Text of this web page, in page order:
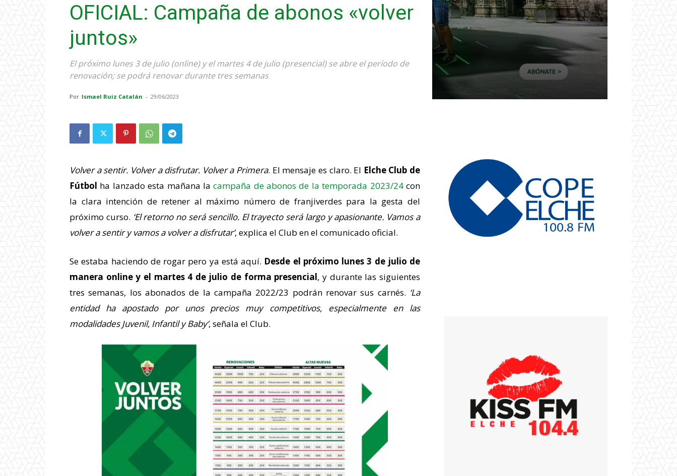
OFICIAL: Campaña de abonos «volver
juntos»
El próximo lunes 3 de julio (online) y el martes 4 de julio (presencial) se abre el período de
renovación; se podrá renovar durante tres semanas
Por Ismael Ruiz Catalán - 29/06/2023
Volver a sentir. Volver a disfrutar. Volver a Primera. El mensaje es claro. El Elche Club de
Fútbol ha lanzado esta mañana lacampaña de abonos de la temporada 2023/24con
la clara intención de retener al máximo número de franjiverdes para la gesta del
próximo curso. ‘El retorno no será sencillo. El trayecto será largo y apasionante. Vamos a
volver a sentir y vamos a volver a disfrutar’, explica el Club en el comunicado oficial.
Se estaba haciendo de rogar pero ya está aquí. Desde el próximo lunes 3 de julio de
manera online y el martes 4 de julio de forma presencial, y durante las siguientes
tres semanas, los abonados de la campaña 2022/23 podrán renovar sus carnés. ‘La
entidad ha apostado por unos precios muy competitivos, especialmente en las
modalidades Juvenil, Infantil y Baby’, señala el Club.